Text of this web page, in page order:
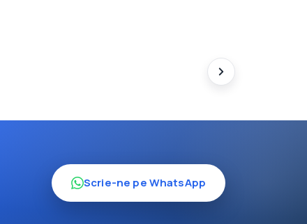
Scrie-ne pe WhatsApp